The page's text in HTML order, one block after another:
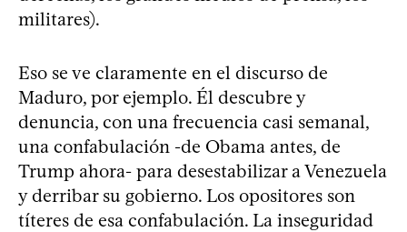
militares).
Eso se ve claramente en el discurso de
Maduro, por ejemplo. Él descubre y
denuncia, con una frecuencia casi semanal,
una confabulación -de Obama antes, de
Trump ahora- para desestabilizar a Venezuela
y derribar su gobierno. Los opositores son
títeres de esa confabulación. La inseguridad